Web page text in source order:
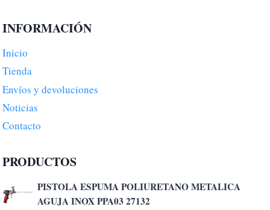
INFORMACIÓN
Inicio
Tienda
Envíos y devoluciones
Noticias
Contacto
PRODUCTOS
PISTOLA ESPUMA POLIURETANO METALICA
AGUJA INOX PPA03 27132